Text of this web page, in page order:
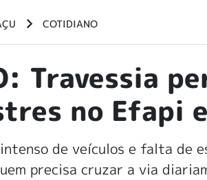
COTIDIANO
Travessia
no Efapi
de veículos e falta de
precisa cruzar a via